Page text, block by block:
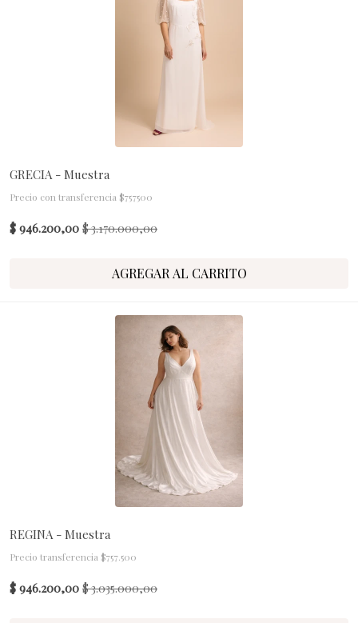
GRECIA - Muestra
Precio con transferencia $757500
$ 946.200,00 $ 3.170.000,00
AGREGAR AL CARRITO
REGINA - Muestra
Precio transferencia $757.500
$ 946.200,00 $ 3.035.000,00